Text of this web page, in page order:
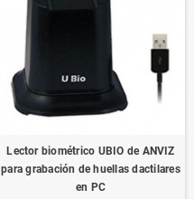
Lector biométrico UBIO de ANVIZ
para grabación de huellas dactilares
en PC